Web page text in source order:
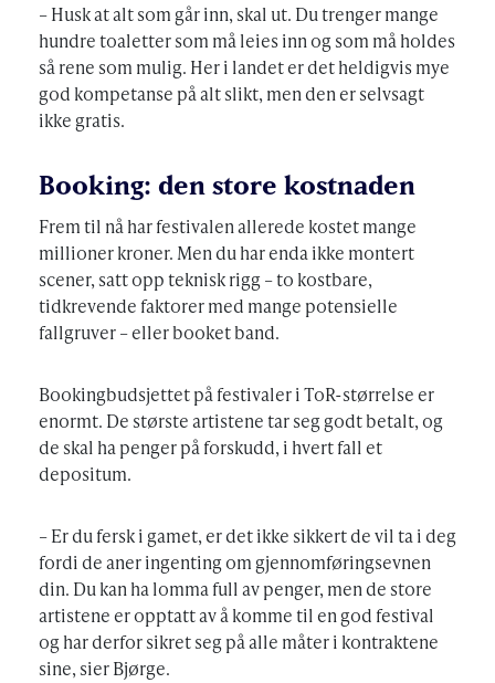
– Husk at alt som går inn, skal ut. Du trenger mange
hundre toaletter som må leies inn og som må holdes
så rene som mulig. Her i landet er det heldigvis mye
god kompetanse på alt slikt, men den er selvsagt
ikke gratis.
Booking: den store kostnaden
Frem til nå har festivalen allerede kostet mange
millioner kroner. Men du har enda ikke montert
scener, satt opp teknisk rigg – to kostbare,
tidkrevende faktorer med mange potensielle
fallgruver – eller booket band.
Bookingbudsjettet på festivaler i ToR-størrelse er
enormt. De største artistene tar seg godt betalt, og
de skal ha penger på forskudd, i hvert fall et
depositum.
– Er du fersk i gamet, er det ikke sikkert de vil ta i deg
fordi de aner ingenting om gjennomføringsevnen
din. Du kan ha lomma full av penger, men de store
artistene er opptatt av å komme til en god festival
og har derfor sikret seg på alle måter i kontraktene
sine, sier Bjørge.